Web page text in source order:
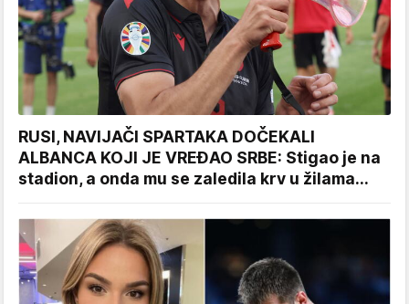
RUSI, NAVIJAČI SPARTAKA DOČEKALI
ALBANCA KOJI JE VREĐAO SRBE: Stigao je na
stadion, a onda mu se zaledila krv u žilama...